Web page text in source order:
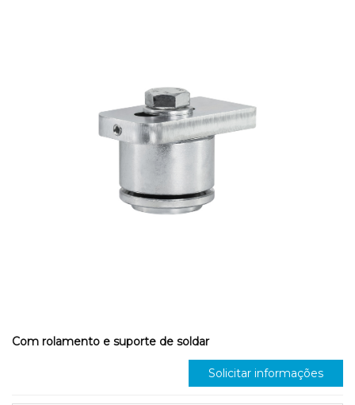
Com rolamento e suporte de soldar
Solicitar informações